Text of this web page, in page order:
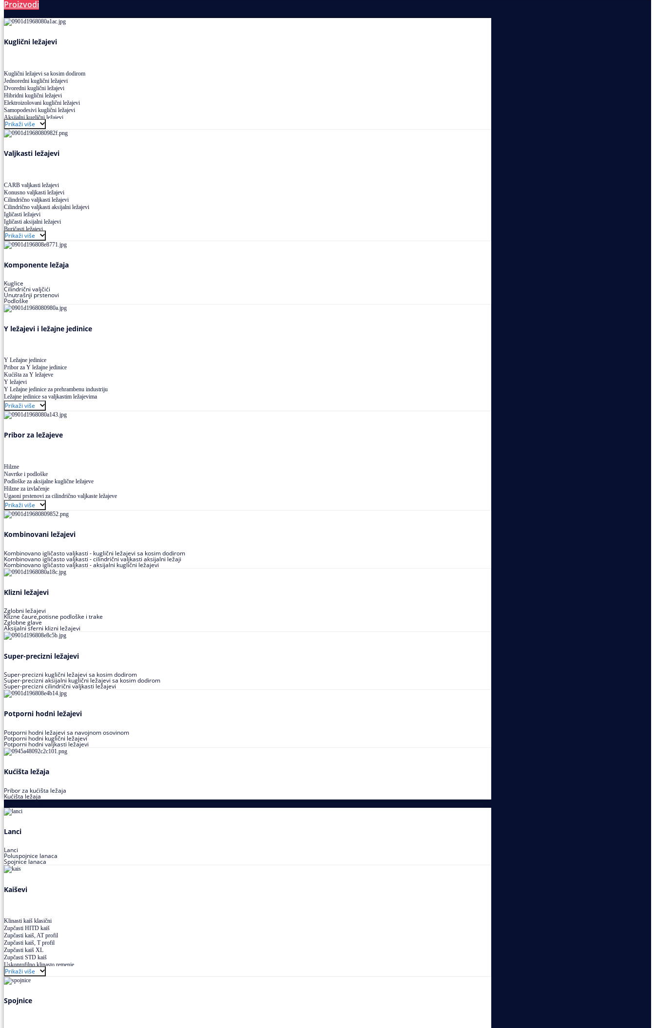
Proizvodi
Kuglični ležajevi
Kuglični ležajevi sa kosim dodirom
Jednoredni kuglični ležajevi
Dvoredni kuglični ležajevi
Hibridni kuglični ležajevi
Elektroizolovani kuglični ležajevi
Samopodesivi kuglični ležajevi
Aksijalni kuglični ležajevi
Kuglični ležajevi od nerđajućeg čelika
Prikaži više
Valjkasti ležajevi
CARB valjkasti ležajevi
Konusno valjkasti ležajevi
Cilindrično valjkasti ležajevi
Cilindrično valjkasti aksijalni ležajevi
Igličasti ležajevi
Igličasti aksijalni ležajevi
Buričasti ležajevi
Buričasti zaptiveni ležajevi
Buričasti aksijalni ležajevi
Prikaži više
Komponente ležaja
Kuglice
Cilindrični valjčići
Unutrašnji prstenovi
Podloške
Y ležajevi i ležajne jedinice
Y Ležajne jedinice
Pribor za Y ležajne jedinice
Kućišta za Y ležajeve
Y ležajevi
Y Ležajne jedinice za prehrambenu industriju
Ležajne jedinice sa valjkastim ležajevima
Prikaži više
Pribor za ležajeve
Hilzne
Navrtke i podloške
Podloške za aksijalne kuglične ležajeve
Hilzne za izvlačenje
Ugaoni prstenovi za cilindrično valjkaste ležajeve
Prikaži više
Kombinovani ležajevi
Kombinovano igličasto valjkasti - kuglični ležajevi sa kosim dodirom
Kombinovano igličasto valjkasti - cilindrični valjkasti aksijalni ležaji
Kombinovano igličasto valjkasti - aksijalni kuglični ležajevi
Klizni ležajevi
Zglobni ležajevi
Klizne čaure,potisne podloške i trake
Zglobne glave
Aksijalni sferni klizni ležajevi
Super-precizni ležajevi
Super-precizni kuglični ležajevi sa kosim dodirom
Super-precizni aksijalni kuglični ležajevi sa kosim dodirom
Super-precizni cilindrični valjkasti ležajevi
Potporni hodni ležajevi
Potporni hodni ležajevi sa navojnom osovinom
Potporni hodni kuglični ležajevi
Potporni hodni valjkasti ležajevi
Kućišta ležaja
Pribor za kućišta ležaja
Kućišta ležaja
Lanci
Lanci
Poluspojnice lanaca
Spojnice lanaca
Kaiševi
Klinasti kaiš klasični
Zupčasti HITD kaiš
Zupčasti kaiš, AT profil
Zupčasti kaiš, T profil
Zupčasti kaiš XL
Zupčasti STD kaiš
Uskoprofilno klinasto remenje
Uskoprofilno klinasto remenje spojeno
Uskoprofilno klinasto remenje XP extra power
Višekanalno remenje PJ,PK
Prikaži više
Spojnice